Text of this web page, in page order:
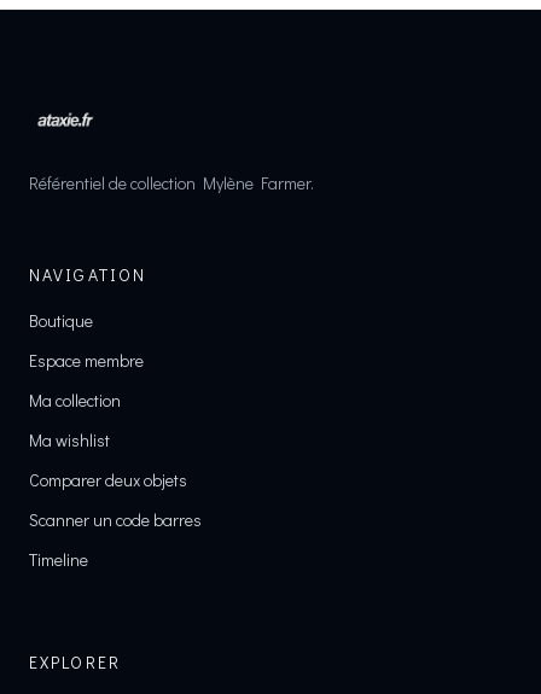
Référentiel de collection Mylène Farmer.
NAVIGATION
Boutique
Espace membre
Ma collection
Ma wishlist
Comparer deux objets
Scanner un code barres
Timeline
EXPLORER